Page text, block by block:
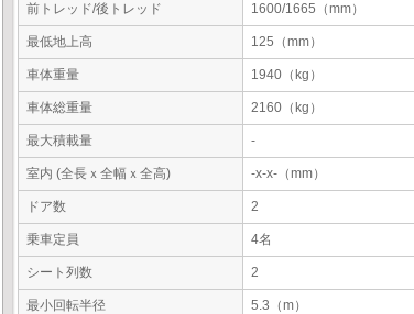
前トレッド/後トレッド 1600/1665（mm）
最低地上高 125（mm）
車体重量 1940（kg）
車体総重量 2160（kg）
最大積載量 -
室内 (全長ｘ全幅ｘ全高) -x-x-（mm）
ドア数 2
乗車定員 4名
シート列数 2
最小回転半径 5.3（m）